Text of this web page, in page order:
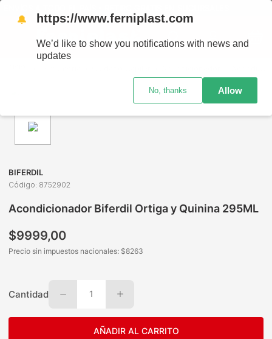
BIFERDIL
Código: 8752902
Acondicionador Biferdil Ortiga y Quinina 295ML
$9999,00
Precio sin impuestos nacionales: $8263
Cantidad 1
AÑADIR AL CARRITO
🔔 https://www.ferniplast.com
We’d like to show you notifications with news and
updates
No, thanks Allow